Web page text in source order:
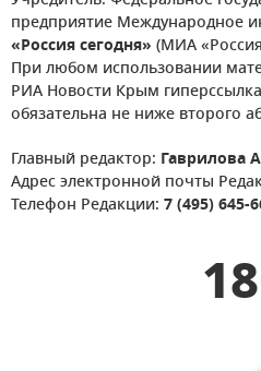
предприятие Международное
«Россия сегодня» (МИА
При любом использовании
РИА Новости Крым
обязательна не ниже второго
Главный редактор: Гаврилова
Адрес электронной почты
Телефон Редакции: 7 (495) 645-